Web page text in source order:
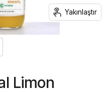
Yakınlaştır
Limon